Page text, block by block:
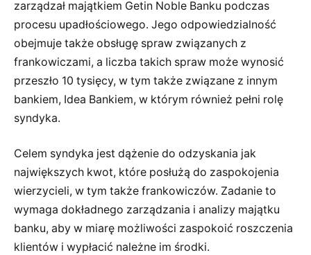
zarządzał majątkiem Getin Noble Banku podczas
procesu upadłościowego. Jego odpowiedzialność
obejmuje także obsługę spraw związanych z
frankowiczami, a liczba takich spraw może wynosić
przeszło 10 tysięcy, w tym także związane z innym
bankiem, Idea Bankiem, w którym również pełni rolę
syndyka.
Celem syndyka jest dążenie do odzyskania jak
największych kwot, które posłużą do zaspokojenia
wierzycieli, w tym także frankowiczów. Zadanie to
wymaga dokładnego zarządzania i analizy majątku
banku, aby w miarę możliwości zaspokoić roszczenia
klientów i wypłacić należne im środki.